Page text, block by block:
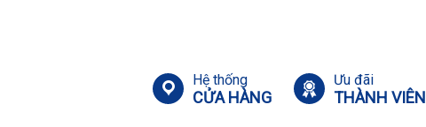
Hệ thống
CỬA HÀNG
Ưu đãi
THÀNH VIÊN